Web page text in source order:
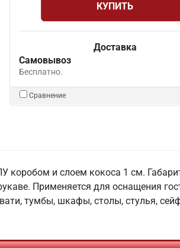
КУПИТЬ
Доставка
Самовывоз
Бесплатно.
Сравнение
и слоем кокоса 1 см.
Применяется для оснащения
тумбы, шкафы, столы, стулья,